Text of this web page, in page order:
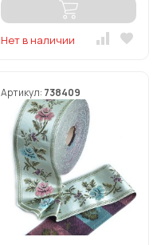
Нет в наличии
Артикул: 738409